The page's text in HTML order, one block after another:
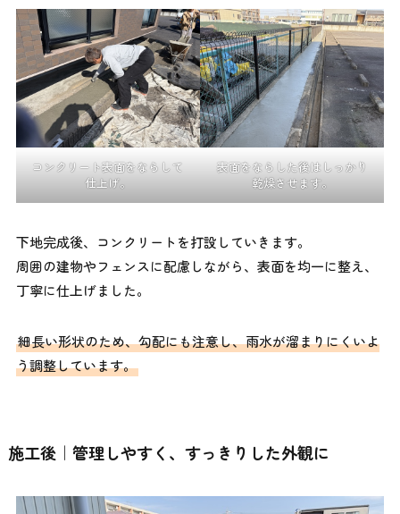
コンクリート表面をならして
仕上げ。
表面をならした後はしっかり
乾燥させます。
下地完成後、コンクリートを打設していきます。
周囲の建物やフェンスに配慮しながら、表面を均一に整え、
丁寧に仕上げました。
細長い形状のため、勾配にも注意し、雨水が溜まりにくいよ
う調整しています。
施工後｜管理しやすく、すっきりした外観に